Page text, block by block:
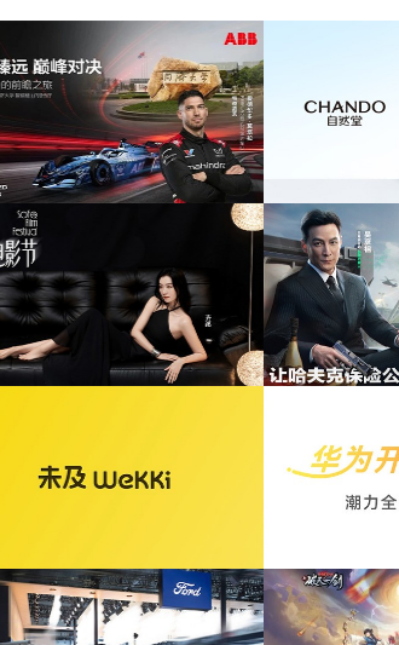
为自然堂香氛沐浴露宣传项目提供音乐版权 为华